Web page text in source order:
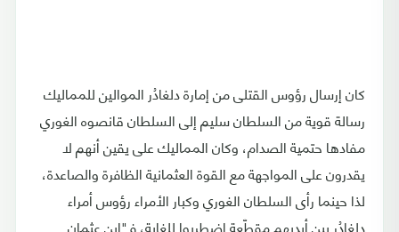
كان إرسال رؤوس القتلى من إمارة دلغادُر الموالين للمماليك
رسالة قوية من السلطان سليم إلى السلطان قانصوه الغوري
مفادها حتمية الصدام، وكان المماليك على يقين أنهم لا
يقدرون على المواجهة مع القوة العثمانية الظافرة والصاعدة،
لذا حينما رأى السلطان الغوري وكبار الأمراء رؤوس أمراء
دلغادُر بين أيديهم مقطّعة اضطربوا للغاية، فـ"ابن عثمان